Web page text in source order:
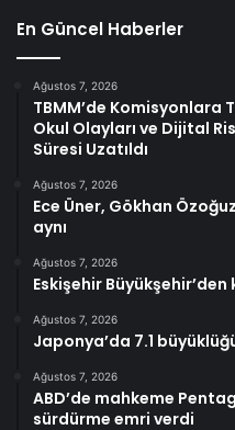
En Güncel Haberler
Ağustos 7, 2026
TBMM’de Komisyonlara
Okul Olayları ve Dijital
Süresi Uzatıldı
Ağustos 7, 2026
Ece Üner, Gökhan
aynı
Ağustos 7, 2026
Eskişehir Büyükşehir’den
Ağustos 7, 2026
Japonya’da 7.1
Ağustos 7, 2026
ABD’de mahkeme
sürdürme emri verdi